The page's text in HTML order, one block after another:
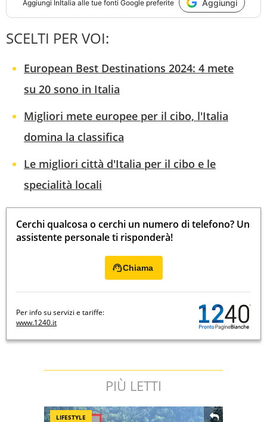
Aggiungi InItalia alle tue fonti Google preferite Aggiungi
SCELTI PER VOI:
European Best Destinations 2024: 4 mete
su 20 sono in Italia
Migliori mete europee per il cibo, l'Italia
domina la classifica
Le migliori città d'Italia per il cibo e le
specialità locali
Cerchi qualcosa o cerchi un numero di telefono? Un
assistente personale ti risponderà!
Chiama
Per info su servizi e tariffe:
www.1240.it
PIÙ LETTI
LIFESTYLE